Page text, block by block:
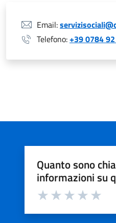
Email:
Telefono:+39 0784
Quanto sono
informazioni su
Valuta da 1 a 5 stelle la